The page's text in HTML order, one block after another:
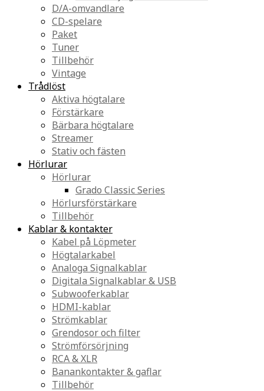
D/A-omvandlare
CD-spelare
Paket
Tuner
Tillbehör
Vintage
Trådlöst
Aktiva högtalare
Förstärkare
Bärbara högtalare
Streamer
Stativ och fästen
Hörlurar
Hörlurar
Grado Classic Series
Hörlursförstärkare
Tillbehör
Kablar & kontakter
Kabel på Löpmeter
Högtalarkabel
Analoga Signalkablar
Digitala Signalkablar & USB
Subwooferkablar
HDMI-kablar
Strömkablar
Grendosor och filter
Strömförsörjning
RCA & XLR
Banankontakter & gaflar
Tillbehör